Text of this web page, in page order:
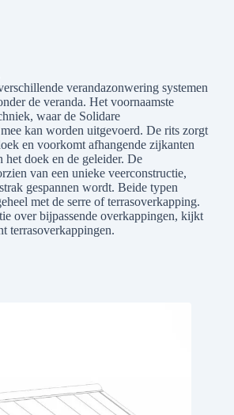
verandazonwering systemen
de veranda. Het voornaamste
waar de Solidare
kan worden uitgevoerd. De rits zorgt
en voorkomt afhangende zijkanten
doek en de geleider. De
van een unieke veerconstructie,
gespannen wordt. Beide typen
met de serre of terrasoverkapping.
over bijpassende overkappingen, kijkt
terrasoverkappingen.